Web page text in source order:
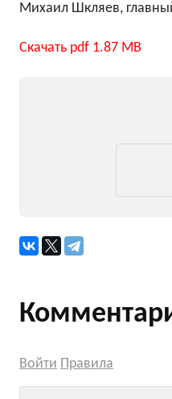
Михаил Шкляев,
Скачать pdf 1.87 MB
Войти Правила